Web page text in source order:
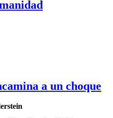
a un choque